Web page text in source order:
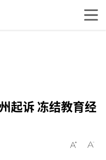
起诉 冻结教育经